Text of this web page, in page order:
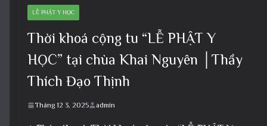
LỄ PHẬT Y HỌC
Thời khoá cộng tu “LỄ PHẬT Y
HỌC” tại chùa Khai Nguyên │Thầy
Thích Đạo Thịnh
Tháng 12 3, 2025 admin